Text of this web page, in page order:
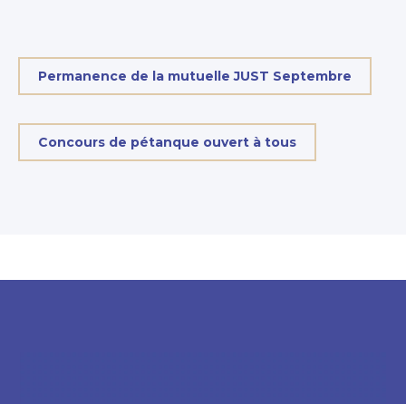
Permanence de la mutuelle JUST Septembre
Concours de pétanque ouvert à tous